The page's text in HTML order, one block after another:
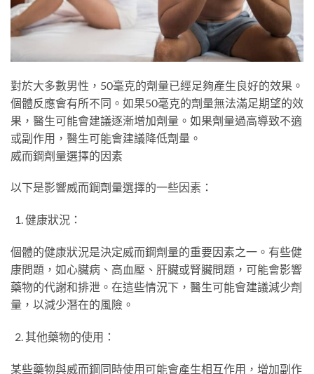
對於大多數男性，50毫克的劑量已經足夠產生良好的效果。
個體反應會有所不同。如果50毫克的劑量無法滿足期望的效
果，醫生可能會建議逐漸增加劑量。如果劑量過高導致不適
或副作用，醫生可能會建議降低劑量。
威而鋼劑量選擇的因素
以下是影響威而鋼劑量選擇的一些因素：
健康狀況：
個體的健康狀況是決定威而鋼劑量的重要因素之一。有些健
康問題，如心臟病、高血壓、肝臟或腎臟問題，可能會影響
藥物的代謝和排泄。在這些情況下，醫生可能會建議減少劑
量，以減少潛在的風險。
其他藥物的使用：
某些藥物與威而鋼同時使用可能會產生相互作用，增加副作